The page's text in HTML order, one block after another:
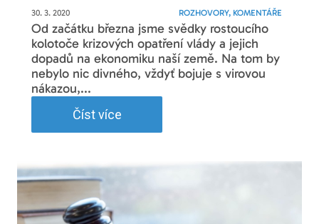
30. 3. 2020 ROZHOVORY, KOMENTÁŘE
Od začátku března jsme svědky rostoucího
kolotoče krizových opatření vlády a jejich
dopadů na ekonomiku naší země. Na tom by
nebylo nic divného, vždyť bojuje s virovou
nákazou,...
Číst více